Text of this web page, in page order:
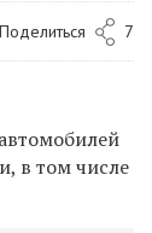
Поделиться 7
в том числе